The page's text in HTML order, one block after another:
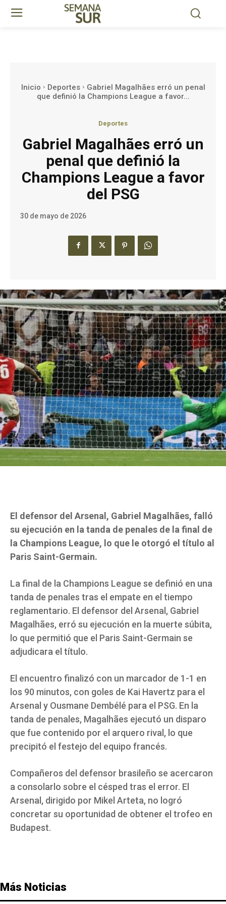
Inicio Deportes
Gabriel Magalhães erró un penal
que definió la Champions League a favor...
Deportes
Gabriel Magalhães erró un
penal que definió la
Champions League a favor
del PSG
30 de mayo de 2026
El defensor del Arsenal, Gabriel Magalhães, falló
su ejecución en la tanda de penales de la final de
la Champions League, lo que le otorgó el título al
Paris Saint-Germain.
La final de la Champions League se definió en una
tanda de penales tras el empate en el tiempo
reglamentario. El defensor del Arsenal, Gabriel
Magalhães, erró su ejecución en la muerte súbita,
lo que permitió que el Paris Saint-Germain se
adjudicara el título.
El encuentro finalizó con un marcador de 1-1 en
los 90 minutos, con goles de Kai Havertz para el
Arsenal y Ousmane Dembélé para el PSG. En la
tanda de penales, Magalhães ejecutó un disparo
que fue contenido por el arquero rival, lo que
precipitó el festejo del equipo francés.
Compañeros del defensor brasileño se acercaron
a consolarlo sobre el césped tras el error. El
Arsenal, dirigido por Mikel Arteta, no logró
concretar su oportunidad de obtener el trofeo en
Budapest.
Más Noticias